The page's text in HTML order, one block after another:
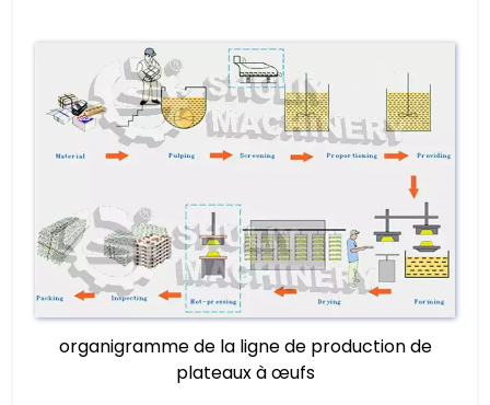
organigramme de la ligne de production de
plateaux à œufs